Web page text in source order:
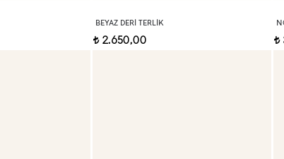
BEYAZ DERI TERLIK
t2.650,00 t